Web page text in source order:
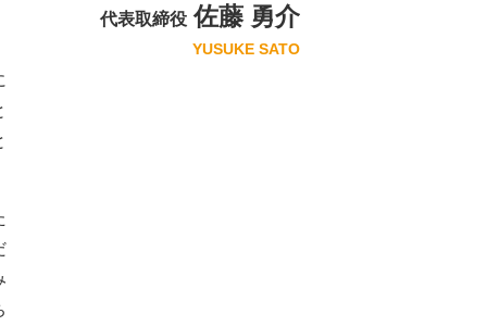
代表取締役 佐藤 勇介
YUSUKE SATO